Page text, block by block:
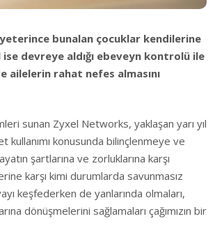
bunalan çocuklar kendilerine
devreye aldığı ebeveyn kontrolü ile
ailelerin rahat nefes almasını
sunan Zyxel Networks, yaklaşan yarı yıl
konusunda bilinçlenmeye ve
şartlarına ve zorluklarına karşı
karşı kimi durumlarda savunmasız
keşfederken de yanlarında olmaları,
dönüşmelerini sağlamaları çağımızın bir